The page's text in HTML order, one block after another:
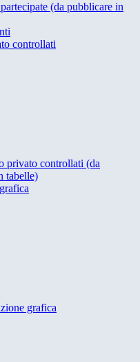
(da pubblicare in
controllati
privato controllati (da
tabelle)
grafica